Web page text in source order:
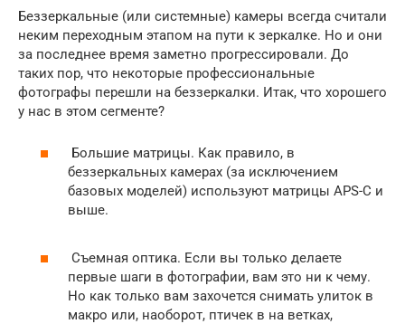
Беззеркальные (или системные) камеры всегда считали
неким переходным этапом на пути к зеркалке. Но и они
за последнее время заметно прогрессировали. До
таких пор, что некоторые профессиональные
фотографы перешли на беззеркалки. Итак, что хорошего
у нас в этом сегменте?
Большие матрицы. Как правило, в
беззеркальных камерах (за исключением
базовых моделей) используют матрицы APS-C и
выше.
Съемная оптика. Если вы только делаете
первые шаги в фотографии, вам это ни к чему.
Но как только вам захочется снимать улиток в
макро или, наоборот, птичек в на ветках,